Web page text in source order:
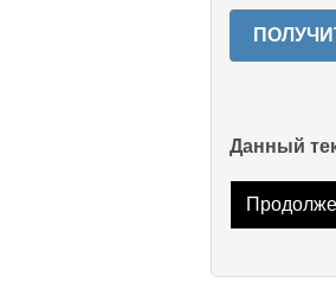
Данный